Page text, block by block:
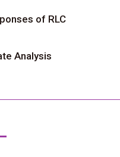
of RLC
Analysis